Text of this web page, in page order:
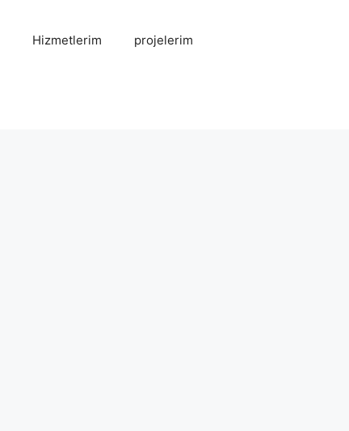
Hizmetlerim projelerim